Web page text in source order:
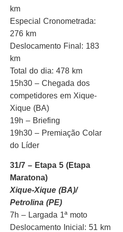
km
Especial Cronometrada:
276 km
Deslocamento Final: 183
km
Total do dia: 478 km
15h30 – Chegada dos
competidores em Xique-
Xique (BA)
19h – Briefing
19h30 – Premiação Colar
do Líder
31/7 – Etapa 5 (Etapa
Maratona)
Xique-Xique (BA)/
Petrolina (PE)
7h – Largada 1ª moto
Deslocamento Inicial: 51 km